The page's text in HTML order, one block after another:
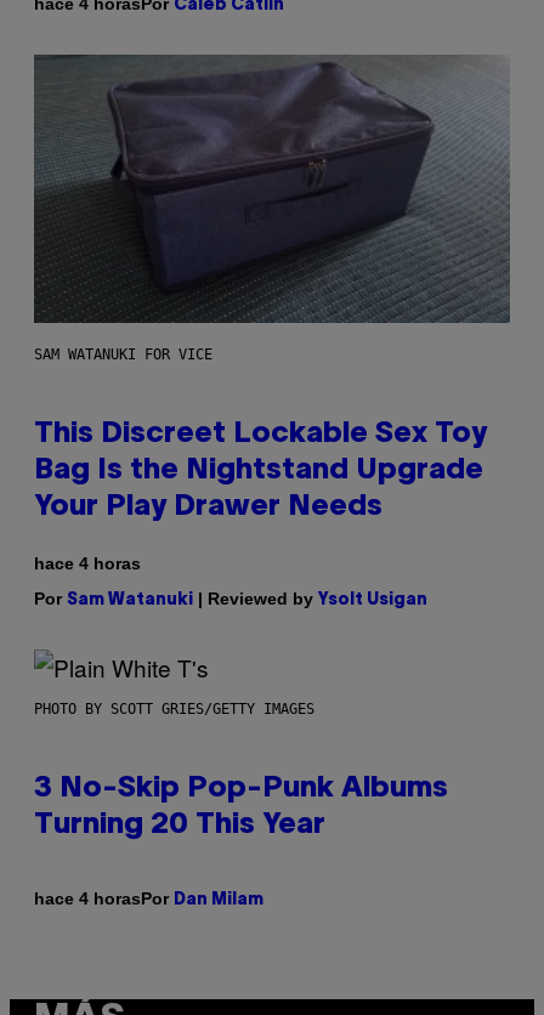
hace 4 horas Caleb Catlin
SAM WATANUKI FOR VICE
This Discreet Lockable Sex Toy
Bag Is the Nightstand Upgrade
Your Play Drawer Needs
hace 4 horas
Por Sam Watanuki | Reviewed by Ysolt Usigan
PHOTO BY SCOTT GRIES/GETTY IMAGES
3 No-Skip Pop-Punk Albums
Turning 20 This Year
hace 4 horasPor Dan Milam